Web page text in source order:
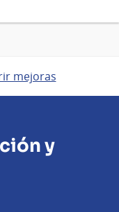
mejoras
y